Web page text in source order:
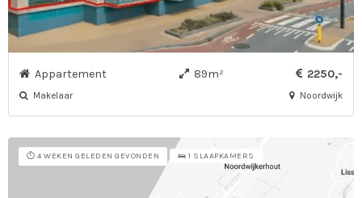
Appartement 89m² 2250,-
Makelaar Noordwijk
⏱️ 4 WEKEN GELEDEN GEVONDEN 🛌 1 SLAAPKAMERS